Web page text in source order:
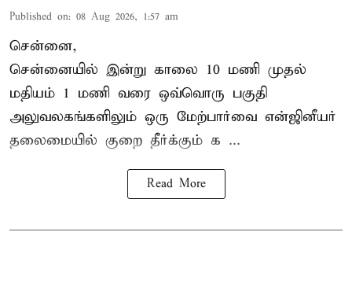
Published on: 08 Aug 2026, 1:57 am
சென்னை,
சென்னையில் இன்று காலை 10 மணி முதல்
மதியம் 1 மணி வரை ஒவ்வொரு பகுதி
அலுவலகங்களிலும் ஒரு மேற்பார்வை என்ஜினீயர்
தலைமையில் குறை தீர்க்கும் க ...
Read More